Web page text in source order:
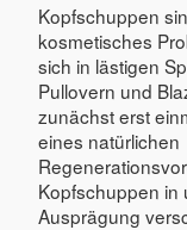
Kopfschuppen
kosmetisches
sich in lästigen
Pullovern und
zunächst erst
eines natürlichen
Kopfschuppen in
Ausprägung